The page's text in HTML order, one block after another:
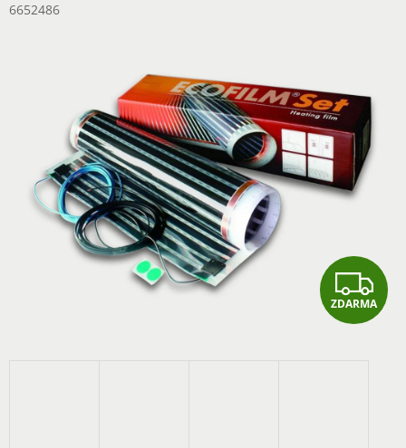
6652486
Z
D
ZDARMA